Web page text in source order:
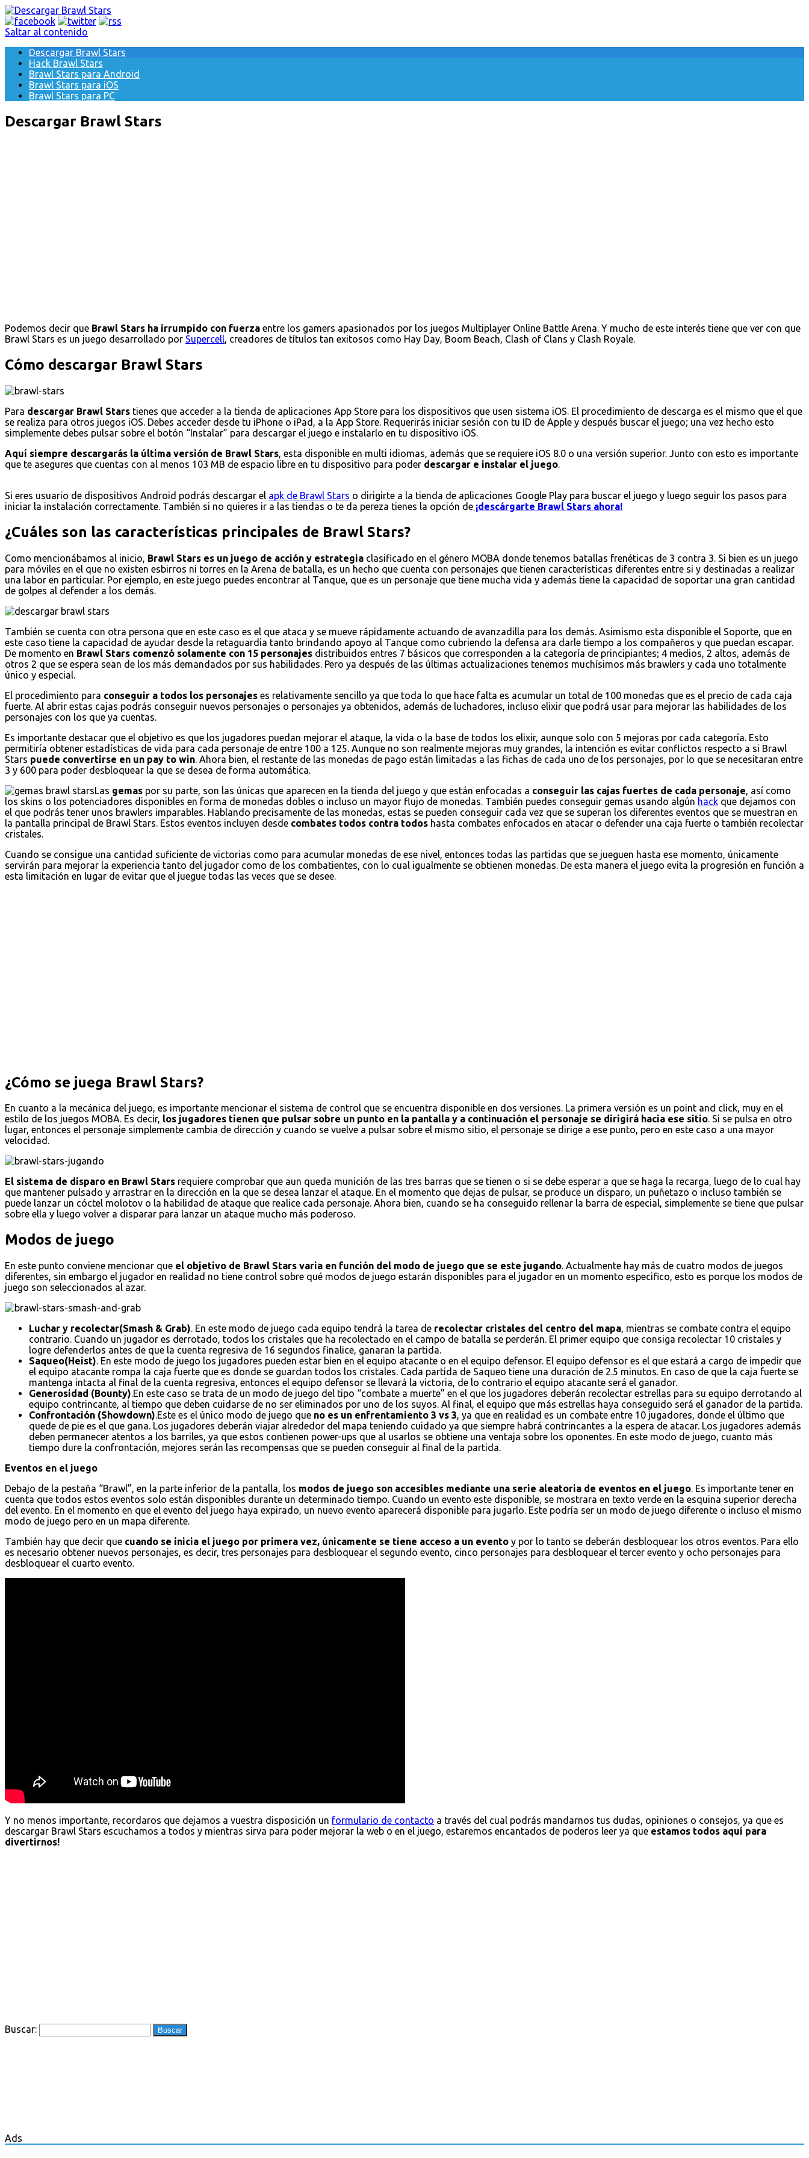
Saltar al contenido
Descargar Brawl Stars
Hack Brawl Stars
Brawl Stars para Android
Brawl Stars para iOS
Brawl Stars para PC
Descargar Brawl Stars
Podemos decir que Brawl Stars ha irrumpido con fuerza entre los gamers apasionados por los juegos Multiplayer Online Battle Arena. Y mucho de este interés tiene que ver con que
Brawl Stars es un juego desarrollado por Supercell, creadores de títulos tan exitosos como Hay Day, Boom Beach, Clash of Clans y Clash Royale.
Cómo descargar Brawl Stars
Para descargar Brawl Stars tienes que acceder a la tienda de aplicaciones App Store para los dispositivos que usen sistema iOS. El procedimiento de descarga es el mismo que el que
se realiza para otros juegos iOS. Debes acceder desde tu iPhone o iPad, a la App Store. Requerirás iniciar sesión con tu ID de Apple y después buscar el juego; una vez hecho esto
simplemente debes pulsar sobre el botón “Instalar” para descargar el juego e instalarlo en tu dispositivo iOS.
Aquí siempre descargarás la última versión de Brawl Stars, esta disponible en multi idiomas, además que se requiere iOS 8.0 o una versión superior. Junto con esto es importante
que te asegures que cuentas con al menos 103 MB de espacio libre en tu dispositivo para poder descargar e instalar el juego.
Si eres usuario de dispositivos Android podrás descargar el apk de Brawl Stars o dirigirte a la tienda de aplicaciones Google Play para buscar el juego y luego seguir los pasos para
iniciar la instalación correctamente. También si no quieres ir a las tiendas o te da pereza tienes la opción de ¡descárgarte Brawl Stars ahora!
¿Cuáles son las características principales de Brawl Stars?
Como mencionábamos al inicio, Brawl Stars es un juego de acción y estrategia clasificado en el género MOBA donde tenemos batallas frenéticas de 3 contra 3. Si bien es un juego
para móviles en el que no existen esbirros ni torres en la Arena de batalla, es un hecho que cuenta con personajes que tienen características diferentes entre si y destinadas a realizar
una labor en particular. Por ejemplo, en este juego puedes encontrar al Tanque, que es un personaje que tiene mucha vida y además tiene la capacidad de soportar una gran cantidad
de golpes al defender a los demás.
También se cuenta con otra persona que en este caso es el que ataca y se mueve rápidamente actuando de avanzadilla para los demás. Asimismo esta disponible el Soporte, que en
este caso tiene la capacidad de ayudar desde la retaguardia tanto brindando apoyo al Tanque como cubriendo la defensa ara darle tiempo a los compañeros y que puedan escapar.
De momento en Brawl Stars comenzó solamente con 15 personajes distribuidos entres 7 básicos que corresponden a la categoría de principiantes; 4 medios, 2 altos, además de
otros 2 que se espera sean de los más demandados por sus habilidades. Pero ya después de las últimas actualizaciones tenemos muchísimos más brawlers y cada uno totalmente
único y especial.
El procedimiento para conseguir a todos los personajes es relativamente sencillo ya que toda lo que hace falta es acumular un total de 100 monedas que es el precio de cada caja
fuerte. Al abrir estas cajas podrás conseguir nuevos personajes o personajes ya obtenidos, además de luchadores, incluso elixir que podrá usar para mejorar las habilidades de los
personajes con los que ya cuentas.
Es importante destacar que el objetivo es que los jugadores puedan mejorar el ataque, la vida o la base de todos los elixir, aunque solo con 5 mejoras por cada categoría. Esto
permitiría obtener estadísticas de vida para cada personaje de entre 100 a 125. Aunque no son realmente mejoras muy grandes, la intención es evitar conflictos respecto a si Brawl
Stars puede convertirse en un pay to win . Ahora bien, el restante de las monedas de pago están limitadas a las fichas de cada uno de los personajes, por lo que se necesitaran entre
3 y 600 para poder desbloquear la que se desea de forma automática.
Las gemas por su parte, son las únicas que aparecen en la tienda del juego y que están enfocadas a conseguir las cajas fuertes de cada personaje , así como
los skins o los potenciadores disponibles en forma de monedas dobles o incluso un mayor flujo de monedas. También puedes conseguir gemas usando algún hack que dejamos con
el que podrás tener unos brawlers imparables. Hablando precisamente de las monedas, estas se pueden conseguir cada vez que se superan los diferentes eventos que se muestran en
la pantalla principal de Brawl Stars. Estos eventos incluyen desde combates todos contra todos hasta combates enfocados en atacar o defender una caja fuerte o también recolectar
cristales.
Cuando se consigue una cantidad suficiente de victorias como para acumular monedas de ese nivel, entonces todas las partidas que se jueguen hasta ese momento, únicamente
servirán para mejorar la experiencia tanto del jugador como de los combatientes, con lo cual igualmente se obtienen monedas. De esta manera el juego evita la progresión en función a
esta limitación en lugar de evitar que el juegue todas las veces que se desee.
¿Cómo se juega Brawl Stars?
En cuanto a la mecánica del juego, es importante mencionar el sistema de control que se encuentra disponible en dos versiones. La primera versión es un point and click, muy en el
estilo de los juegos MOBA. Es decir, los jugadores tienen que pulsar sobre un punto en la pantalla y a continuación el personaje se dirigirá hacia ese sitio. Si se pulsa en otro
lugar, entonces el personaje simplemente cambia de dirección y cuando se vuelve a pulsar sobre el mismo sitio, el personaje se dirige a ese punto, pero en este caso a una mayor
velocidad.
El sistema de disparo en Brawl Stars requiere comprobar que aun queda munición de las tres barras que se tienen o si se debe esperar a que se haga la recarga, luego de lo cual hay
que mantener pulsado y arrastrar en la dirección en la que se desea lanzar el ataque. En el momento que dejas de pulsar, se produce un disparo, un puñetazo o incluso también se
puede lanzar un cóctel molotov o la habilidad de ataque que realice cada personaje. Ahora bien, cuando se ha conseguido rellenar la barra de especial, simplemente se tiene que pulsar
sobre ella y luego volver a disparar para lanzar un ataque mucho más poderoso.
Modos de juego
En este punto conviene mencionar que el objetivo de Brawl Stars varia en función del modo de juego que se este jugando. Actualmente hay más de cuatro modos de juegos
diferentes, sin embargo el jugador en realidad no tiene control sobre qué modos de juego estarán disponibles para el jugador en un momento especifico, esto es porque los modos de
juego son seleccionados al azar.
Luchar y recolectar(Smash & Grab). En este modo de juego cada equipo tendrá la tarea de recolectar cristales del centro del mapa, mientras se combate contra el equipo
contrario. Cuando un jugador es derrotado, todos los cristales que ha recolectado en el campo de batalla se perderán. El primer equipo que consiga recolectar 10 cristales y
logre defenderlos antes de que la cuenta regresiva de 16 segundos finalice, ganaran la partida.
Saqueo(Heist). En este modo de juego los jugadores pueden estar bien en el equipo atacante o en el equipo defensor. El equipo defensor es el que estará a cargo de impedir que
el equipo atacante rompa la caja fuerte que es donde se guardan todos los cristales. Cada partida de Saqueo tiene una duración de 2.5 minutos. En caso de que la caja fuerte se
mantenga intacta al final de la cuenta regresiva, entonces el equipo defensor se llevará la victoria, de lo contrario el equipo atacante será el ganador.
Generosidad (Bounty).En este caso se trata de un modo de juego del tipo “combate a muerte” en el que los jugadores deberán recolectar estrellas para su equipo derrotando al
equipo contrincante, al tiempo que deben cuidarse de no ser eliminados por uno de los suyos. Al final, el equipo que más estrellas haya conseguido será el ganador de la partida.
Confrontación (Showdown).Este es el único modo de juego que no es un enfrentamiento 3 vs 3, ya que en realidad es un combate entre 10 jugadores, donde el último que
quede de pie es el que gana. Los jugadores deberán viajar alrededor del mapa teniendo cuidado ya que siempre habrá contrincantes a la espera de atacar. Los jugadores además
deben permanecer atentos a los barriles, ya que estos contienen power-ups que al usarlos se obtiene una ventaja sobre los oponentes. En este modo de juego, cuanto más
tiempo dure la confrontación, mejores serán las recompensas que se pueden conseguir al final de la partida.
Eventos en el juego
Debajo de la pestaña “Brawl”, en la parte inferior de la pantalla, los modos de juego son accesibles mediante una serie aleatoria de eventos en el juego. Es importante tener en
cuenta que todos estos eventos solo están disponibles durante un determinado tiempo. Cuando un evento este disponible, se mostrara en texto verde en la esquina superior derecha
del evento. En el momento en que el evento del juego haya expirado, un nuevo evento aparecerá disponible para jugarlo. Este podría ser un modo de juego diferente o incluso el mismo
modo de juego pero en un mapa diferente.
También hay que decir que cuando se inicia el juego por primera vez, únicamente se tiene acceso a un evento y por lo tanto se deberán desbloquear los otros eventos. Para ello
es necesario obtener nuevos personajes, es decir, tres personajes para desbloquear el segundo evento, cinco personajes para desbloquear el tercer evento y ocho personajes para
desbloquear el cuarto evento.
Y no menos importante, recordaros que dejamos a vuestra disposición un formulario de contacto a través del cual podrás mandarnos tus dudas, opiniones o consejos, ya que es
descargar Brawl Stars escuchamos a todos y mientras sirva para poder mejorar la web o en el juego, estaremos encantados de poderos leer ya que estamos todos aquí para
divertirnos!
Buscar:
Ads